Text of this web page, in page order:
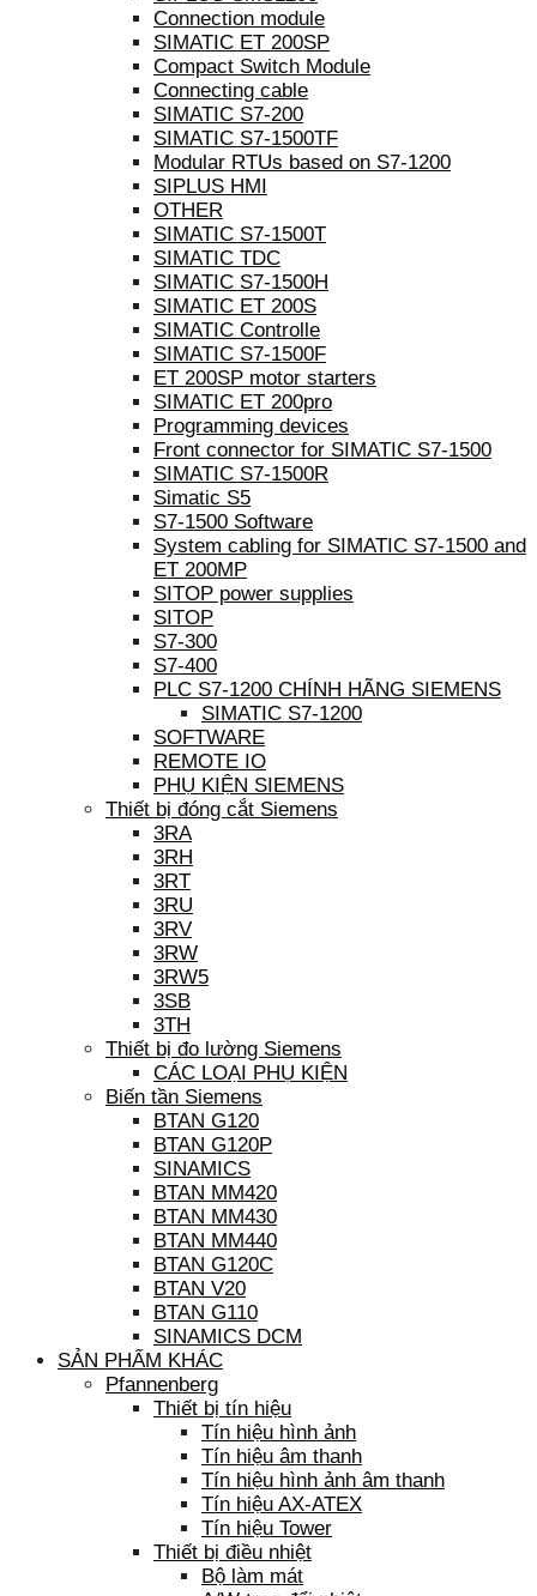
Connection module
SIMATIC ET 200SP
Compact Switch Module
Connecting cable
SIMATIC S7-200
SIMATIC S7-1500TF
Modular RTUs based on S7-1200
SIPLUS HMI
OTHER
SIMATIC S7-1500T
SIMATIC TDC
SIMATIC S7-1500H
SIMATIC ET 200S
SIMATIC Controlle
SIMATIC S7-1500F
ET 200SP motor starters
SIMATIC ET 200pro
Programming devices
Front connector for SIMATIC S7-1500
SIMATIC S7-1500R
Simatic S5
S7-1500 Software
System cabling for SIMATIC S7-1500 and
ET 200MP
SITOP power supplies
SITOP
S7-300
S7-400
PLC S7-1200 CHÍNH HÃNG SIEMENS
SIMATIC S7-1200
SOFTWARE
REMOTE IO
PHỤ KIỆN SIEMENS
Thiết bị đóng cắt Siemens
3RA
3RH
3RT
3RU
3RV
3RW
3RW5
3SB
3TH
Thiết bị đo lường Siemens
CÁC LOẠI PHỤ KIỆN
Biến tần Siemens
BTAN G120
BTAN G120P
SINAMICS
BTAN MM420
BTAN MM430
BTAN MM440
BTAN G120C
BTAN V20
BTAN G110
SINAMICS DCM
SẢN PHẨM KHÁC
Pfannenberg
Thiết bị tín hiệu
Tín hiệu hình ảnh
Tín hiệu âm thanh
Tín hiệu hình ảnh âm thanh
Tín hiệu AX-ATEX
Tín hiệu Tower
Thiết bị điều nhiệt
Bộ làm mát